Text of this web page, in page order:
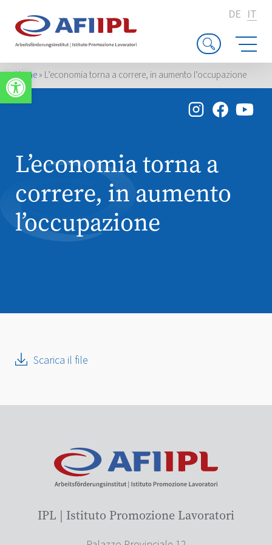
Apri la barra degli strumenti
DE IT
Home» L’economia torna a correre, in aumento l’occupazione
L’economia torna a
correre, in aumento
l’occupazione
Scarica il file
IPL | Istituto Promozione Lavoratori